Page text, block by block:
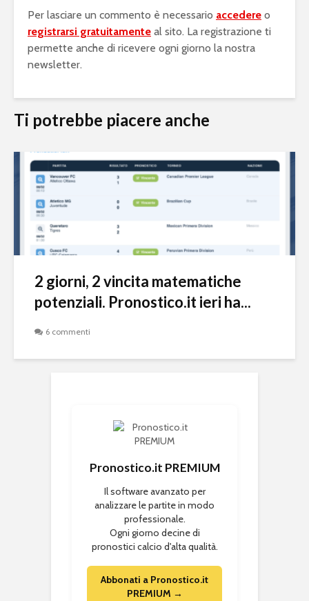
Per lasciare un commento è necessario accedere o
registrarsi gratuitamente al sito. La registrazione ti
permette anche di ricevere ogni giorno la nostra
newsletter.
Ti potrebbe piacere anche
2 giorni, 2 vincita matematiche
potenziali. Pronostico.it ieri ha...
6 commenti
Pronostico.it PREMIUM
Il software avanzato per
analizzare le partite in modo
professionale.
Ogni giorno decine di
pronostici calcio d'alta qualità.
Abbonati a Pronostico.it
PREMIUM →